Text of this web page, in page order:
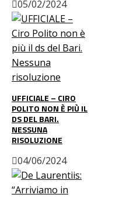
05/02/2024
UFFICIALE – CIRO
POLITO NON È PIÙ IL
DS DEL BARI.
NESSUNA
RISOLUZIONE
04/06/2024